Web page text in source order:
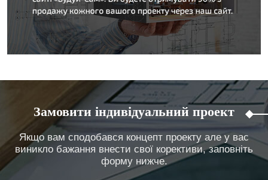
Замовити індивідуальний проект
Якщо вам сподобався концепт проекту але у вас
виникло бажання внести свої корективи, заповніть
форму нижче.